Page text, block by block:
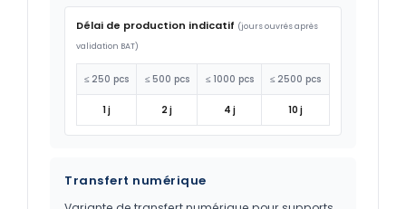
Délai de production indicatif (jours ouvrés après
validation BAT)
≤ 250 pcs ≤ 500 pcs ≤ 1000 pcs ≤ 2500 pcs
1 j 2 j 4 j 10 j
Transfert numérique